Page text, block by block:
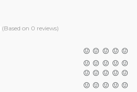
(Based on 0 reviews)